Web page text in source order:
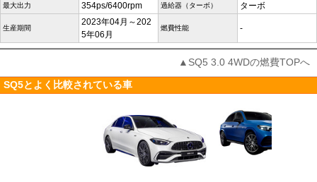
最大出力 354ps/6400rpm 過給器（ターボ） ターボ
生産期間
2023年04月～202
5年06月
燃費性能 -
▲SQ5 3.0 4WDの燃費TOPへ
SQ5とよく比較されている車